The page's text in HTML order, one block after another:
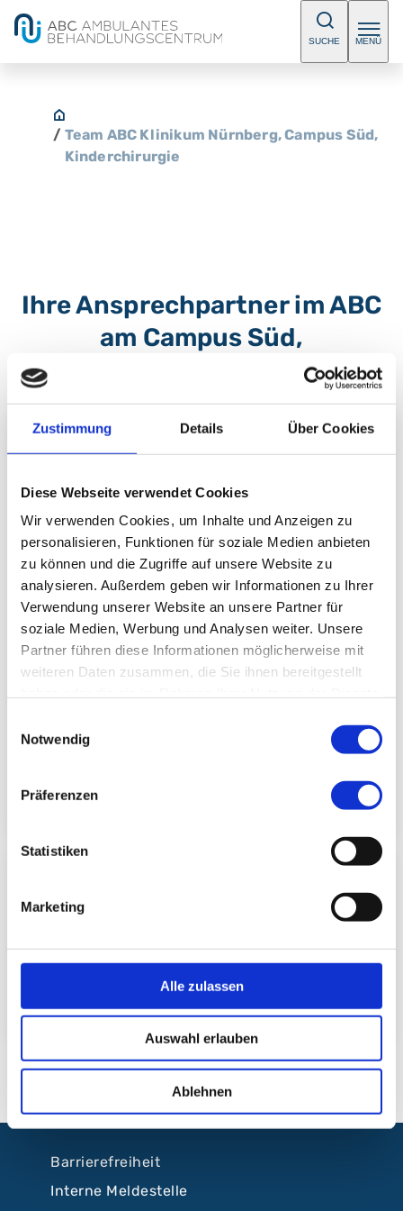
Zustimmung Details Über Cookies
Diese Webseite verwendet Cookies
Wir verwenden Cookies, um Inhalte und Anzeigen zu
personalisieren, Funktionen für soziale Medien anbieten
zu können und die Zugriffe auf unsere Website zu
analysieren. Außerdem geben wir Informationen zu Ihrer
Verwendung unserer Website an unsere Partner für
soziale Medien, Werbung und Analysen weiter. Unsere
Partner führen diese Informationen möglicherweise mit
weiteren Daten zusammen, die Sie ihnen bereitgestellt
Notwendig
Präferenzen
Statistiken
Marketing
Alle zulassen
Auswahl erlauben
Ablehnen
SUCHE MENÜ
/ Team ABC Klinikum Nürnberg, Campus Süd,
Kinderchirurgie
Ihre Ansprechpartner im ABC
am Campus Süd,
Fachärztin/ Facharzt für Kinderchirurgie
Jörg Sturm
zum Profil
Barrierefreiheit
Interne Meldestelle